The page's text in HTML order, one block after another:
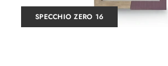
SPECCHIO ZERO 16